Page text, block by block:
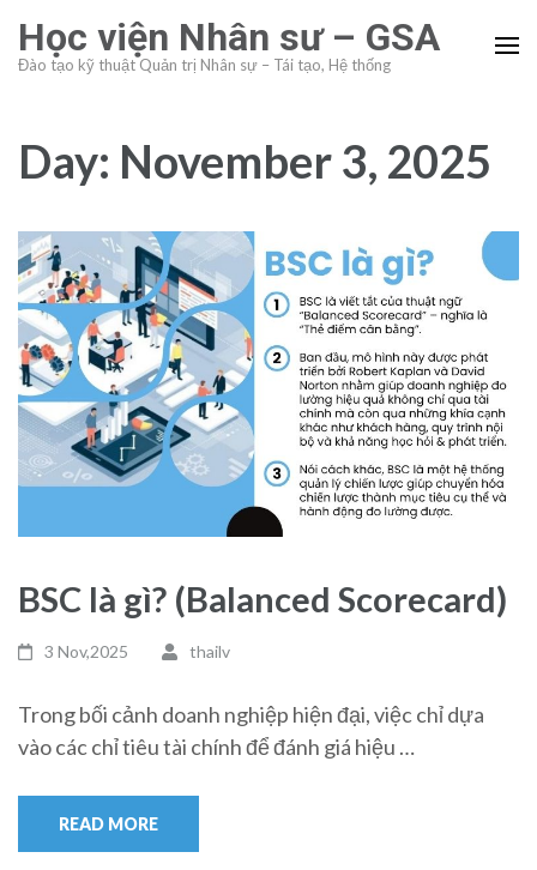
content
Enter)
Học viện Nhân sư – GSA
Đào tạo kỹ thuật Quản trị Nhân sự – Tái tạo, Hệ thống
Day: November 3, 2025
BSC là gì? (Balanced Scorecard)
3 Nov,2025 thailv
Trong bối cảnh doanh nghiệp hiện đại, việc chỉ dựa
vào các chỉ tiêu tài chính để đánh giá hiệu …
READ MORE